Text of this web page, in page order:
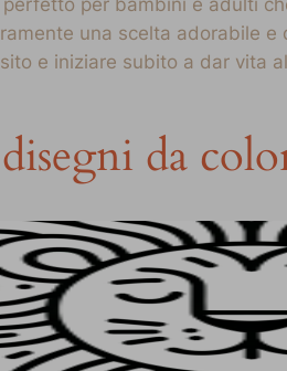
una scelta adorabile
e iniziare subito a dar vita
da